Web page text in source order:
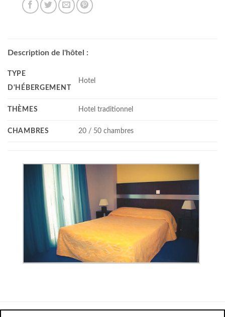
Description de l'hôtel :
TYPE
D'HÉBERGEMENT
Hotel
THÈMES Hotel traditionnel
CHAMBRES 20 / 50 chambres